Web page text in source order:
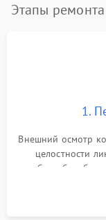
Этапы
1.
Внешний осмотр
целостности
работы
параллакса